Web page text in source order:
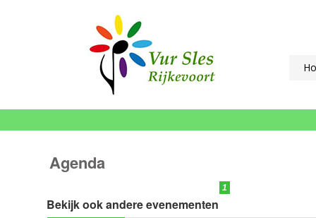
Agenda
Bekijk ook andere evenementen
1